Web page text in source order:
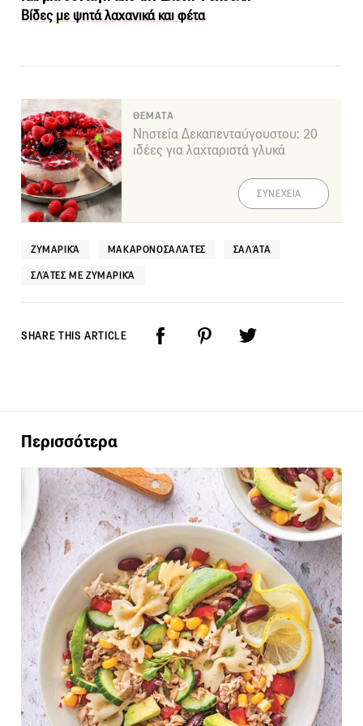
Βίδες με ψητά λαχανικά και φέτα
ΘΕΜΑΤΑ
Νηστεία Δεκαπενταύγουστου: 20
ιδέες για λαχταριστά γλυκά
ΣΥΝΕΧΕΙΑ
ΖΥΜΑΡΙΚΆ ΜΑΚΑΡΟΝΟΣΑΛΆΤΕΣ ΣΑΛΆΤΑ
ΣΛΆΤΕΣ ΜΕ ΖΥΜΑΡΙΚΆ
SHARE THIS ARTICLE
Περισσότερα